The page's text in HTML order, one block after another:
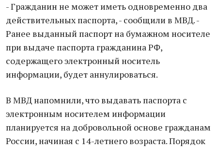
- Гражданин не может иметь одновременно два
действительных паспорта, - сообщили в МВД. -
Ранее выданный паспорт на бумажном носителе
при выдаче паспорта гражданина РФ,
содержащего электронный носитель
информации, будет аннулироваться.
В МВД напомнили, что выдавать паспорта с
электронным носителем информации
планируется на добровольной основе гражданам
России, начиная с 14-летнего возраста. Порядок